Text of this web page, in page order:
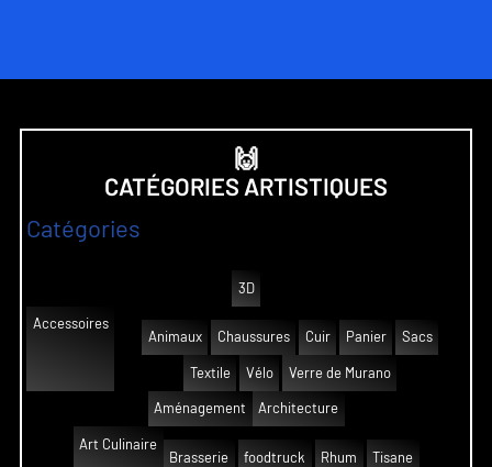
🙌
CATÉGORIES ARTISTIQUES
Catégories
3D
Accessoires
Animaux
Chaussures Cuir Panier Sacs
Textile Vélo Verre de Murano
Aménagement Architecture
Art Culinaire
Brasserie
foodtruck Rhum Tisane